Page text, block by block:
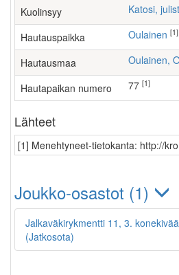
Kuolinsyy Katosi,
Hautauspaikka Oulainen [1]
Hautausmaa
Hautapaikan numero 77 [1]
Lähteet
[1] Menehtyneet-tietokanta: http://
Joukko-osastot (1)
Jalkaväkirykmentti 11, 3.
(Jatkosota)